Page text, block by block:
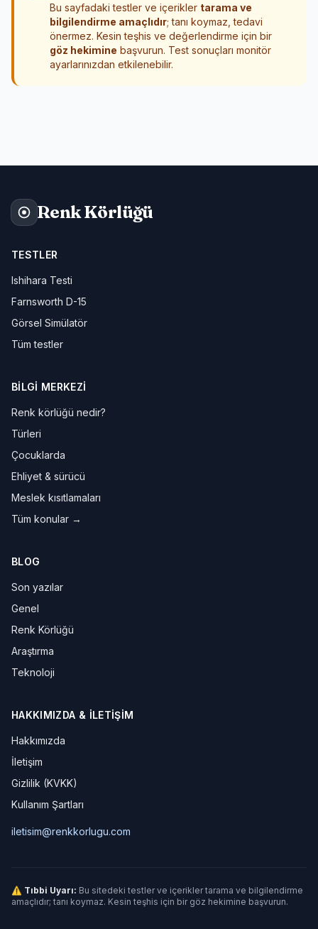
Bu sayfadaki testler ve içerikler tarama ve
bilgilendirme amaçlıdır; tanı koymaz, tedavi
önermez. Kesin teşhis ve değerlendirme için bir
göz hekimine başvurun. Test sonuçları monitör
ayarlarınızdan etkilenebilir.
Renk Körlüğü
TESTLER
Ishihara Testi
Farnsworth D-15
Görsel Simülatör
Tüm testler
BILGI MERKEZI
Renk körlüğü nedir?
Türleri
Çocuklarda
Ehliyet & sürücü
Meslek kısıtlamaları
Tüm konular →
BLOG
Son yazılar
Genel
Renk Körlüğü
Araştırma
Teknoloji
HAKKIMIZDA & İLETIŞIM
Hakkımızda
İletişim
Gizlilik (KVKK)
Kullanım Şartları
iletisim@renkkorlugu.com
⚠ Tıbbi Uyarı: Bu sitedeki testler ve içerikler tarama ve bilgilendirme
amaçlıdır; tanı koymaz. Kesin teşhis için bir göz hekimine başvurun.